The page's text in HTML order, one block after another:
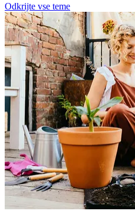
Odkrijte vse teme